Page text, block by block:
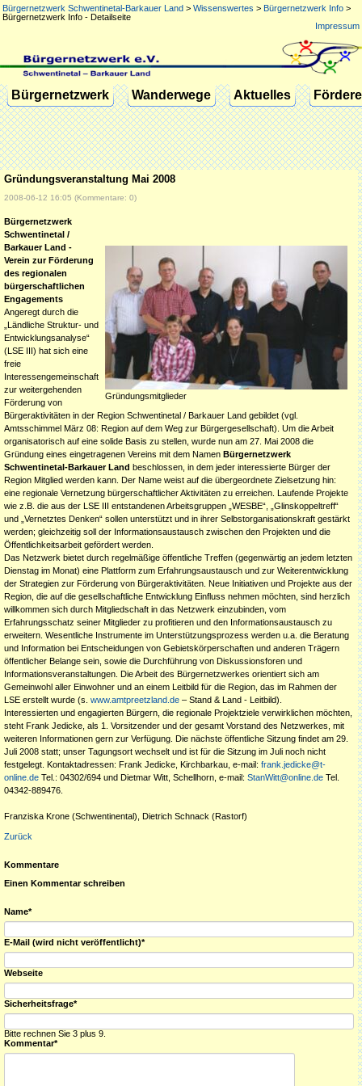
Bürgernetzwerk Schwentinetal-Barkauer Land > Wissenswertes > Bürgernetzwerk Info >
Bürgernetzwerk Info - Detailseite
Impressum
Navigation
überspringen
Bürgernetzwerk Wanderwege Aktuelles
Gründungsveranstaltung Mai 2008
2008-06-12 16:05 (Kommentare: 0)
Gründungsmitglieder
Bürgernetzwerk
Schwentinetal /
Barkauer Land -
Verein zur Förderung
des regionalen
bürgerschaftlichen
Engagements
Angeregt durch die
„Ländliche Struktur- und
Entwicklungsanalyse“
(LSE III) hat sich eine
freie
Interessengemeinschaft
zur weitergehenden
Förderung von
Bürgeraktivitäten in der Region Schwentinetal / Barkauer Land gebildet (vgl.
Amtsschimmel März 08: Region auf dem Weg zur Bürgergesellschaft). Um die Arbeit
organisatorisch auf eine solide Basis zu stellen, wurde nun am 27. Mai 2008 die
Gründung eines eingetragenen Vereins mit dem Namen Bürgernetzwerk
Schwentinetal-Barkauer Land beschlossen, in dem jeder interessierte Bürger der
Region Mitglied werden kann. Der Name weist auf die übergeordnete Zielsetzung hin:
eine regionale Vernetzung bürgerschaftlicher Aktivitäten zu erreichen. Laufende Projekte
wie z.B. die aus der LSE III entstandenen Arbeitsgruppen „WESBE“, „Glinskoppeltreff“
und „Vernetztes Denken“ sollen unterstützt und in ihrer Selbstorganisationskraft gestärkt
werden; gleichzeitig soll der Informationsaustausch zwischen den Projekten und die
Öffentlichkeitsarbeit gefördert werden.
Das Netzwerk bietet durch regelmäßige öffentliche Treffen (gegenwärtig an jedem letzten
Dienstag im Monat) eine Plattform zum Erfahrungsaustausch und zur Weiterentwicklung
der Strategien zur Förderung von Bürgeraktivitäten. Neue Initiativen und Projekte aus der
Region, die auf die gesellschaftliche Entwicklung Einfluss nehmen möchten, sind herzlich
willkommen sich durch Mitgliedschaft in das Netzwerk einzubinden, vom
Erfahrungsschatz seiner Mitglieder zu profitieren und den Informationsaustausch zu
erweitern. Wesentliche Instrumente im Unterstützungsprozess werden u.a. die Beratung
und Information bei Entscheidungen von Gebietskörperschaften und anderen Trägern
öffentlicher Belange sein, sowie die Durchführung von Diskussionsforen und
Informationsveranstaltungen. Die Arbeit des Bürgernetzwerkes orientiert sich am
Gemeinwohl aller Einwohner und an einem Leitbild für die Region, das im Rahmen der
LSE erstellt wurde (s. www.amtpreetzland.de – Stand & Land - Leitbild).
Interessierten und engagierten Bürgern, die regionale Projektziele verwirklichen möchten,
steht Frank Jedicke, als 1. Vorsitzender und der gesamt Vorstand des Netzwerkes, mit
weiteren Informationen gern zur Verfügung. Die nächste öffentliche Sitzung findet am 29.
Juli 2008 statt; unser Tagungsort wechselt und ist für die Sitzung im Juli noch nicht
festgelegt. Kontaktadressen: Frank Jedicke, Kirchbarkau, e-mail: frank.jedicke@t-
online.de Tel.: 04302/694 und Dietmar Witt, Schellhorn, e-mail: StanWitt@online.de Tel.
04342-889476.
Franziska Krone (Schwentinental), Dietrich Schnack (Rastorf)
Zurück
Kommentare
Einen Kommentar schreiben
Pflichtfeld
Name*
Pflichtfeld
E-Mail (wird nicht veröffentlicht)*
Webseite
Pflichtfeld
Sicherheitsfrage*
Bitte rechnen Sie 3 plus 9.
Pflichtfeld
Kommentar*